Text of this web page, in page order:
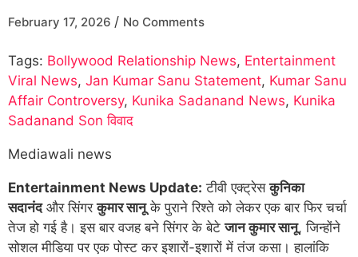
February 17, 2026 / No Comments
Tags: Bollywood Relationship News, Entertainment
Viral News, Jan Kumar Sanu Statement, Kumar Sanu
Affair Controversy, Kunika Sadanand News, Kunika
Sadanand Son विवाद
Mediawali news
Entertainment News Update: टीवी एक्ट्रेसकुनिका
सदानंदऔर सिंगरकुमार सानूके पुराने रिश्ते को लेकर एक बार फिर चर्चा
तेज हो गई है। इस बार वजह बने सिंगर के बेटेजान कुमार सानू, जिन्होंने
सोशल मीडिया पर एक पोस्ट कर इशारों-इशारों में तंज कसा। हालांकि